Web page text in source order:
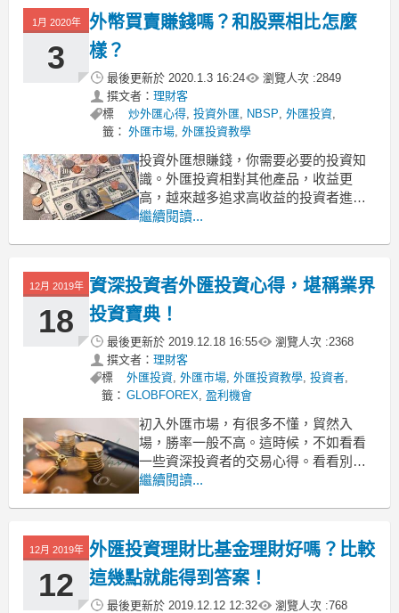
也能保證在開戶過程中不上當受騙。外
匯開戶教學：瞭解這些開戶知識，才不
1月 2020年
3
外幣買賣賺錢嗎？和股票相比怎麼
樣？
最後更新於 2020.1.3 16:24 瀏覽人次 :2849
撰文者： 理財客
標
籤：
炒外匯心得, 投資外匯, NBSP, 外匯投資,
外匯市場, 外匯投資教學
投資外匯想賺錢，你需要必要的投資知
識。外匯投資相對其他產品，收益更
高，越來越多追求高收益的投資者進入
了外匯市場。如果你多研究外匯市場，
和股票相比怎麼樣？下文筆者將為比較
一下這兩種產品的異同。
外匯雙向交易，而股票單向交易
繼續閱讀...
12月 2019年
18
資深投資者外匯投資心得，堪稱業界
投資寶典！
最後更新於 2019.12.18 16:55 瀏覽人次 :2368
撰文者： 理財客
標
籤：
外匯投資, 外匯市場, 外匯投資教學, 投資者,
GLOBFOREX, 盈利機會
初入外匯市場，有很多不懂，貿然入
場，勝率一般不高。這時候，不如看看
一些資深投資者的交易心得。看看別人
怎麼做交易，可以學習很多外匯投資知
稱業界投資寶典！看看資深投資者都怎
麼說。
1、抱怨沒有盈利機會，那是你沒在對的
繼續閱讀...
12月 2019年
12
外匯投資理財比基金理財好嗎？比較
這幾點就能得到答案！
最後更新於 2019.12.12 12:32 瀏覽人次 :768